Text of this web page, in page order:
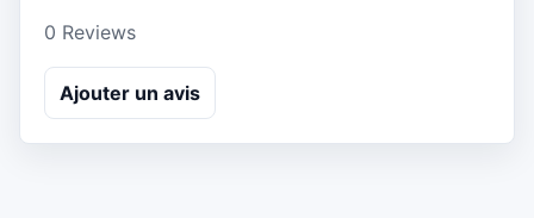
0 Reviews
Ajouter un avis